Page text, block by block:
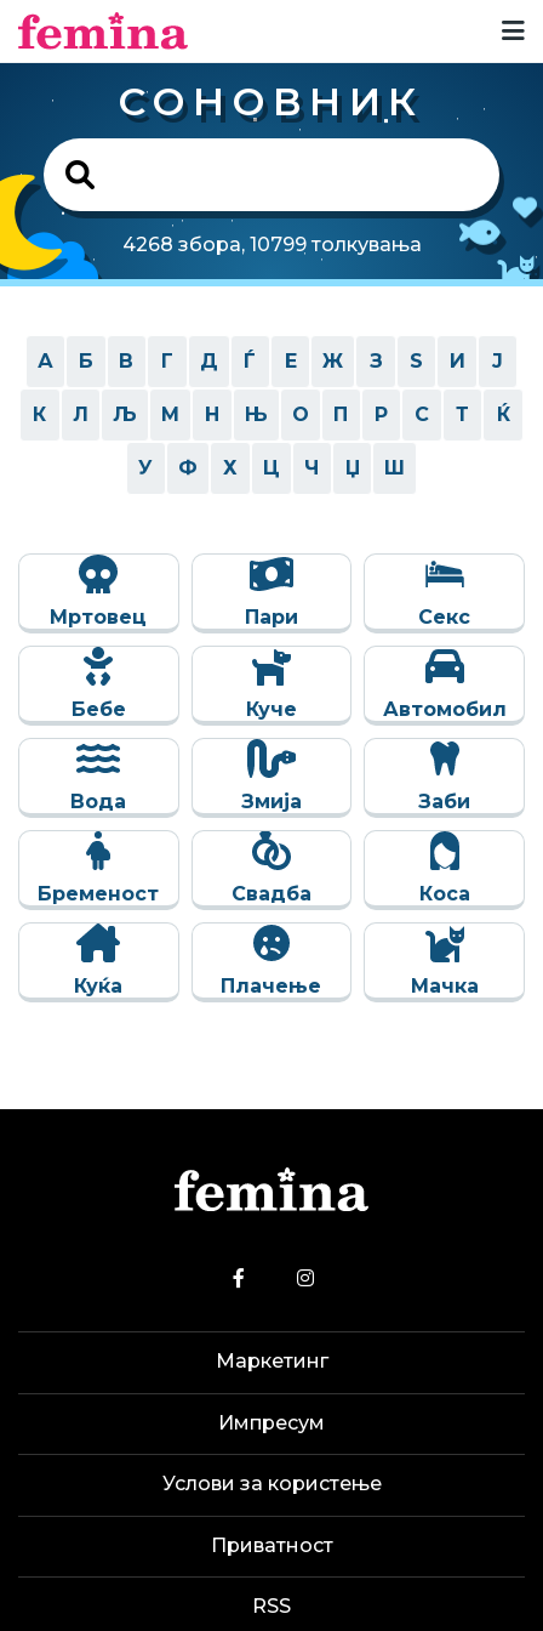
СОНОВНИК
4268 збора, 10799 толкувања
А Б В Г Д Ѓ Е Ж З Ѕ И Ј
К Л Љ М Н Њ О П Р С Т Ќ
У Ф Х Ц Ч Џ Ш
Мртовец Пари Секс
Бебе Куче Автомобил
Вода Змија Заби
Бременост Свадба Коса
Куќа Плачење Мачка
Маркетинг
Импресум
Услови за користење
Приватност
RSS